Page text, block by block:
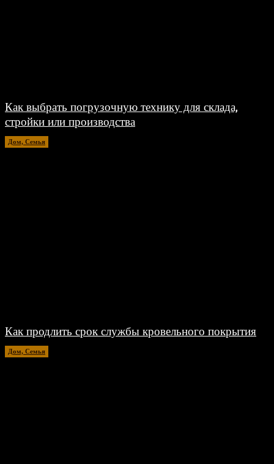
Как выбрать погрузочную технику для склада,
стройки или производства
Дом, Семья
Как продлить срок службы кровельного покрытия
Дом, Семья